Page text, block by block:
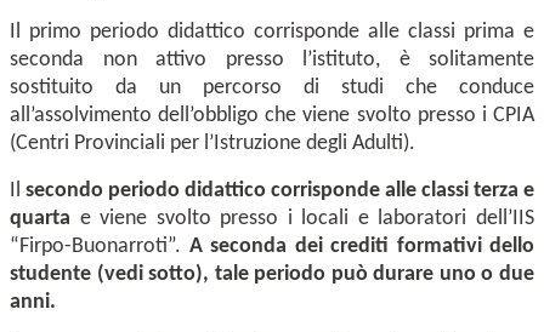
Il primo periodo didattico corrisponde alle classi prima e
seconda non attivo presso l’istituto, è solitamente
sostituito da un percorso di studi che conduce
all’assolvimento dell’obbligo che viene svolto presso i CPIA
(Centri Provinciali per l’Istruzione degli Adulti).
Il secondo periodo didattico corrisponde alle classi terza e
quarta e viene svolto presso i locali e laboratori dell’IIS
“Firpo-Buonarroti”. A seconda dei crediti formativi dello
studente (vedi sotto), tale periodo può durare uno o due
anni.